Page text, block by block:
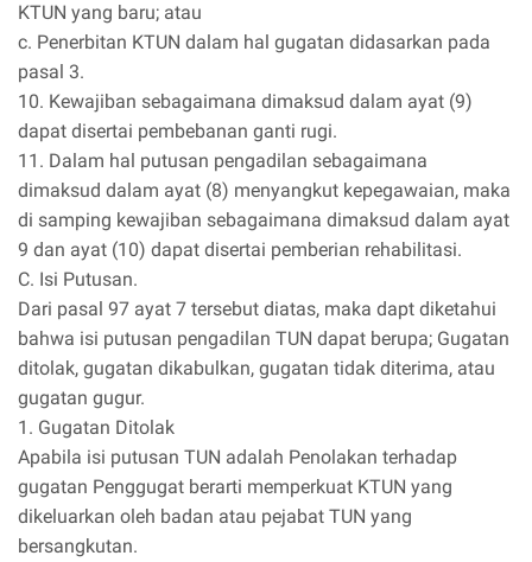
KTUN yang baru; atau
c. Penerbitan KTUN dalam hal gugatan didasarkan pada
pasal 3.
10. Kewajiban sebagaimana dimaksud dalam ayat (9)
dapat disertai pembebanan ganti rugi.
11. Dalam hal putusan pengadilan sebagaimana
dimaksud dalam ayat (8) menyangkut kepegawaian, maka
di samping kewajiban sebagaimana dimaksud dalam ayat
9 dan ayat (10) dapat disertai pemberian rehabilitasi.
C. Isi Putusan.
Dari pasal 97 ayat 7 tersebut diatas, maka dapt diketahui
bahwa isi putusan pengadilan TUN dapat berupa; Gugatan
ditolak, gugatan dikabulkan, gugatan tidak diterima, atau
gugatan gugur.
1. Gugatan Ditolak
Apabila isi putusan TUN adalah Penolakan terhadap
gugatan Penggugat berarti memperkuat KTUN yang
dikeluarkan oleh badan atau pejabat TUN yang
bersangkutan.